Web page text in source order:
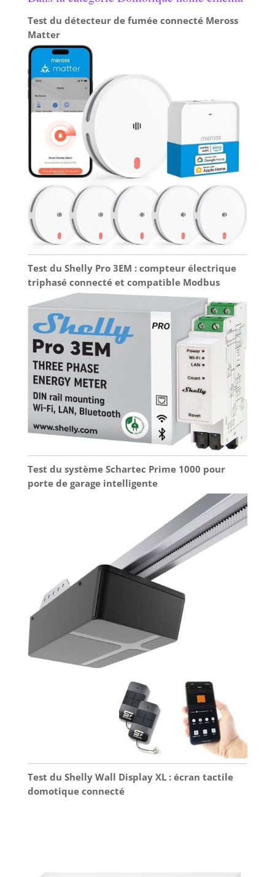
Test du détecteur de fumée connecté Meross
Matter
Test du Shelly Pro 3EM : compteur électrique
triphasé connecté et compatible Modbus
Test du système Schartec Prime 1000 pour
porte de garage intelligente
Test du Shelly Wall Display XL : écran tactile
domotique connecté